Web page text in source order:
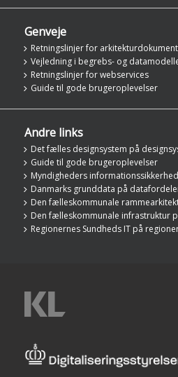
Genveje
Retningslinjer for
Vejledning i begrebs- og
Retningslinjer for webservices
Guide til gode brugeroplevelser
Andre links
Det fælles designsystem på
Guide til gode brugeroplevelser
Myndigheders
Danmarks grunddata på
Den fælleskommunale
Den fælleskommunale infrastruktur
Regionernes Sundheds IT på